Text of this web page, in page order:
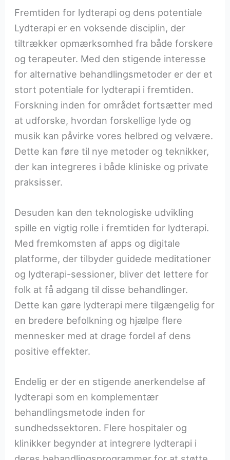
Fremtiden for lydterapi og dens potentiale
Lydterapi er en voksende disciplin, der
tiltrækker opmærksomhed fra både forskere
og terapeuter. Med den stigende interesse
for alternative behandlingsmetoder er der et
stort potentiale for lydterapi i fremtiden.
Forskning inden for området fortsætter med
at udforske, hvordan forskellige lyde og
musik kan påvirke vores helbred og velvære.
Dette kan føre til nye metoder og teknikker,
der kan integreres i både kliniske og private
praksisser.
Desuden kan den teknologiske udvikling
spille en vigtig rolle i fremtiden for lydterapi.
Med fremkomsten af apps og digitale
platforme, der tilbyder guidede meditationer
og lydterapi-sessioner, bliver det lettere for
folk at få adgang til disse behandlinger.
Dette kan gøre lydterapi mere tilgængelig for
en bredere befolkning og hjælpe flere
mennesker med at drage fordel af dens
positive effekter.
Endelig er der en stigende anerkendelse af
lydterapi som en komplementær
behandlingsmetode inden for
sundhedssektoren. Flere hospitaler og
klinikker begynder at integrere lydterapi i